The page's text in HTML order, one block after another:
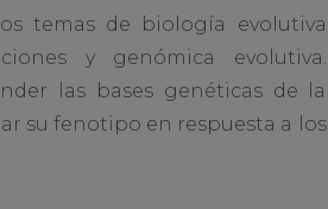
temas de biología evolutiva
y genómica evolutiva.
las bases genéticas de la
su fenotipo en respuesta a los